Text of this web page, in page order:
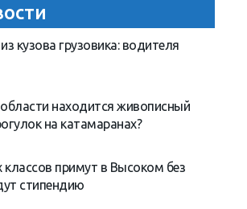
кузова грузовика: водителя
области находится живописный
на катамаранах?
классов примут в Высоком без
стипендию